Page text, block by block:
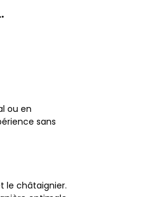
ou en
sans
le châtaignier.